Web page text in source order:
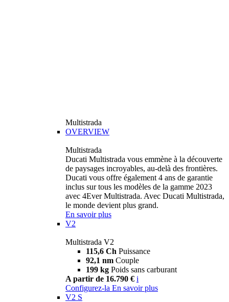
Multistrada
OVERVIEW
Multistrada
Ducati Multistrada vous emmène à la découverte
de paysages incroyables, au-delà des frontières.
Ducati vous offre également 4 ans de garantie
inclus sur tous les modèles de la gamme 2023
avec 4Ever Multistrada. Avec Ducati Multistrada,
le monde devient plus grand.
En savoir plus
V2
Multistrada V2
115,6 Ch Puissance
92,1 nm Couple
199 kg Poids sans carburant
A partir de 16.790 € i
Configurez-la En savoir plus
V2 S